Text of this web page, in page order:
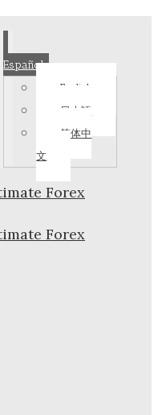
Español
English
日本語
简体中
文